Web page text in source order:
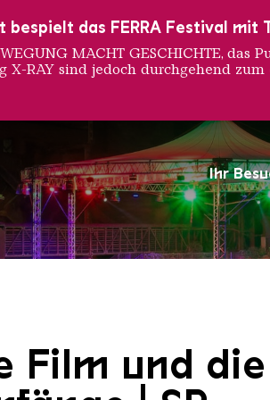
Ihr
Film und
bespielt das FERRA Festival
MACHT GESCHICHTE,
RAY sind jedoch durchgehend